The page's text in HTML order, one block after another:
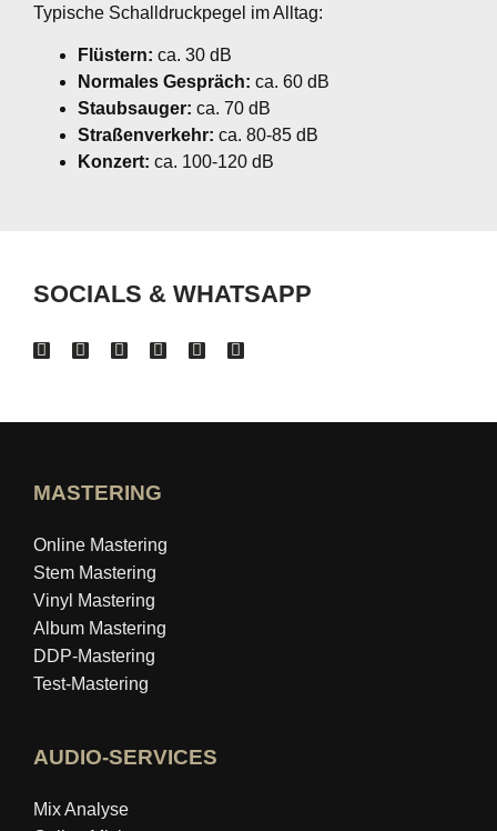
Typische Schalldruckpegel im Alltag:
Flüstern: ca. 30 dB
Normales Gespräch: ca. 60 dB
Staubsauger: ca. 70 dB
Straßenverkehr: ca. 80-85 dB
Konzert: ca. 100-120 dB
SOCIALS & WHATSAPP
MASTERING
Online Mastering
Stem Mastering
Vinyl Mastering
Album Mastering
DDP-Mastering
Test-Mastering
AUDIO-SERVICES
Mix Analyse